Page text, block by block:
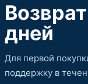
дней
Для первой
поддержку в